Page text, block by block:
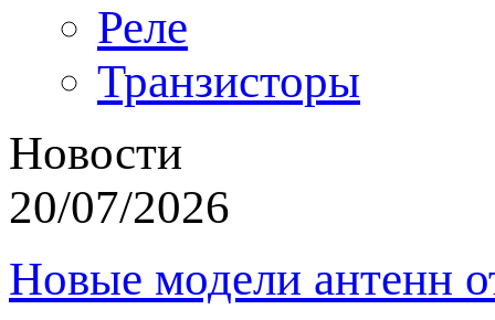
Реле
Транзисторы
Новости
20/07/2026
Новые модели антенн